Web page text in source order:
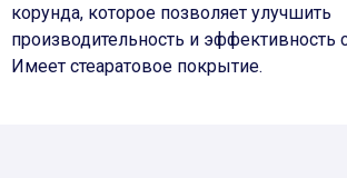
корунда, которое позволяет улучшить
производительность и эффективность
Имеет стеаратовое покрытие.